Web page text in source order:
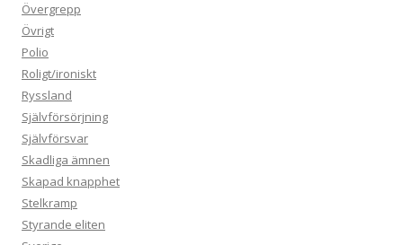
Övergrepp
Övrigt
Polio
Roligt/ironiskt
Ryssland
Självförsörjning
Självförsvar
Skadliga ämnen
Skapad knapphet
Stelkramp
Styrande eliten